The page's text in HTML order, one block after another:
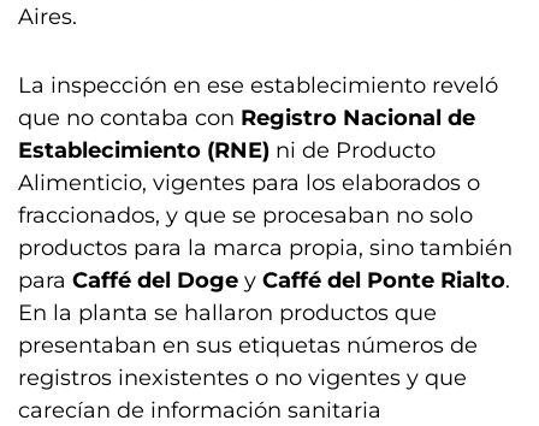
Aires.
La inspección en ese establecimiento reveló
que no contaba con Registro Nacional de
Establecimiento (RNE) ni de Producto
Alimenticio, vigentes para los elaborados o
fraccionados, y que se procesaban no solo
productos para la marca propia, sino también
para Caffé del Doge y Caffé del Ponte Rialto.
En la planta se hallaron productos que
presentaban en sus etiquetas números de
registros inexistentes o no vigentes y que
carecían de información sanitaria